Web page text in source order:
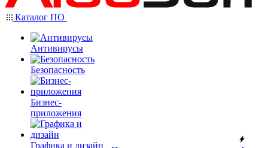
Каталог ПО
Антивирусы
Безопасность
Бизнес-
приложения
Графика и дизайн